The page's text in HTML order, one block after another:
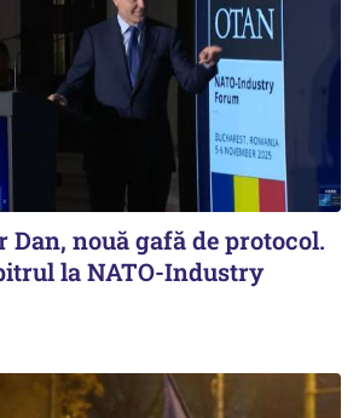
Dan, nouă gafă de protocol.
la NATO-Industry